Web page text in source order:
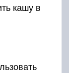
кашу в